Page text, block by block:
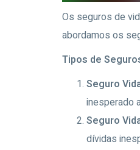
Os seguros de
abordamos os
Tipos de
Seguro
inesperado
Seguro
dívidas